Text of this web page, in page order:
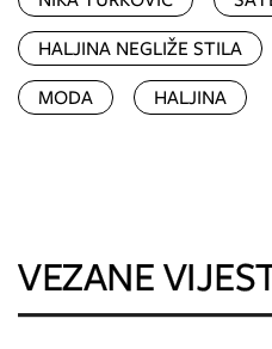
HALJINA NEGLIŽE STILA
MODA
HALJINA
VEZANE